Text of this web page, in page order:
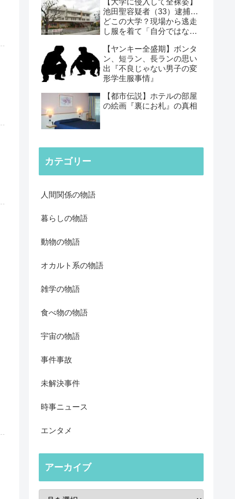
【大学に侵入して全裸姿】
池田聖容疑者（33）逮捕…
どこの大学？現場から逃走
し服を着て「自分ではな
【ヤンキー全盛期】ボンタ
ン、短ラン、長ランの思い
出『不良じゃない男子の変
形学生服事情』
【都市伝説】ホテルの部屋
の絵画『裏にお札』の真相
カテゴリー
人間関係の物語
暮らしの物語
動物の物語
オカルト系の物語
雑学の物語
食べ物の物語
宇宙の物語
事件事故
未解決事件
時事ニュース
エンタメ
アーカイブ